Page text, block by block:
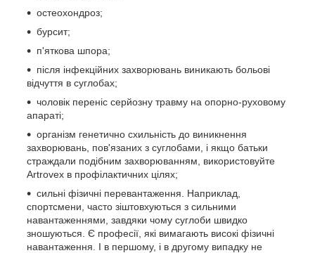
остеохондроз;
бурсит;
п'яткова шпора;
після інфекційних захворювань виникають больові
відчуття в суглобах;
чоловік переніс серйозну травму на опорно-руховому
апараті;
організм генетично схильність до виникнення
захворювань, пов'язаних з суглобами, і якщо батьки
страждали подібним захворюванням, використовуйте
Artrovex в профілактичних цілях;
сильні фізичні перевантаження. Наприклад,
спортсмени, часто зіштовхуються з сильними
навантаженнями, завдяки чому суглоби швидко
зношуються. Є професії, які вимагають високі фізичні
навантаження. І в першому, і в другому випадку не